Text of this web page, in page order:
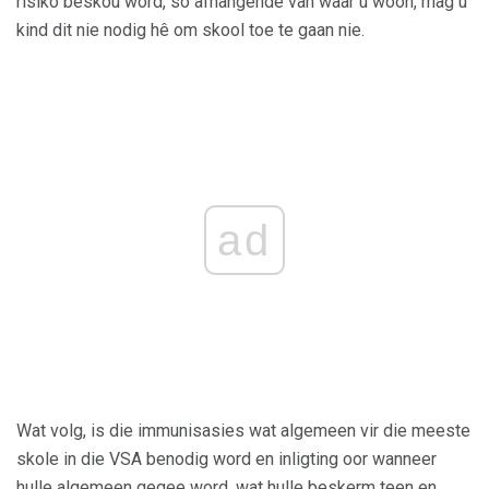
kind dit nie nodig hê om skool toe te gaan nie.
ad
Wat volg, is die immunisasies wat algemeen vir die meeste
skole in die VSA benodig word en inligting oor wanneer